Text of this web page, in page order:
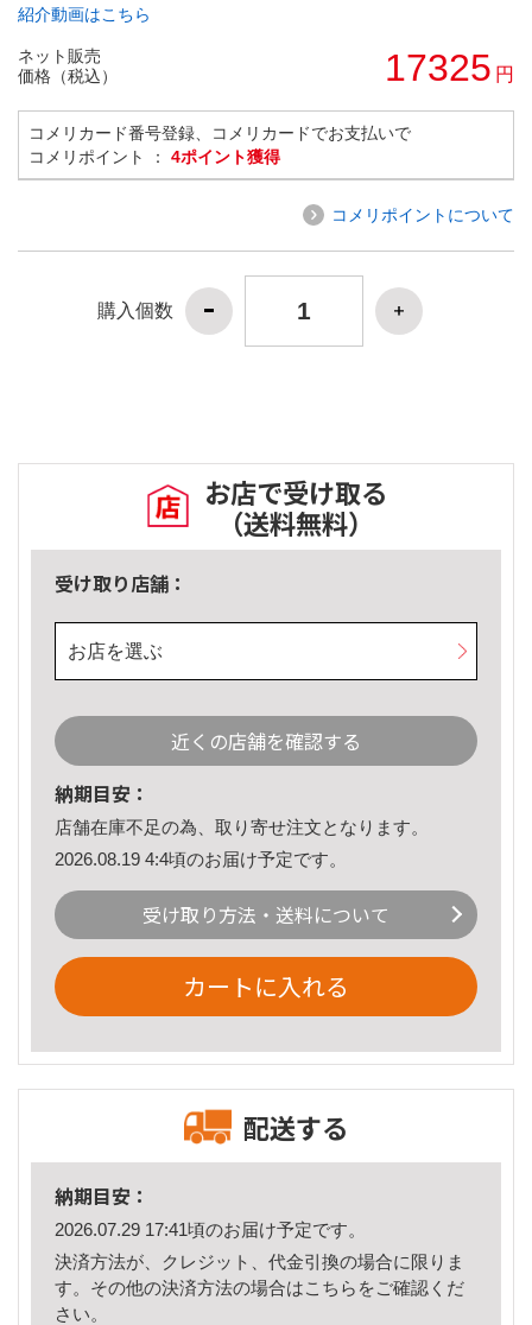
紹介動画はこちら
ネット販売
価格（税込）
17325 円
コメリカード番号登録、コメリカードでお支払いで
コメリポイント ： 4ポイント獲得
コメリポイントについて
購入個数
お店で受け取る
（送料無料）
受け取り店舗：
お店を選ぶ
近くの店舗を確認する
納期目安：
店舗在庫不足の為、取り寄せ注文となります。
2026.08.19 4:4頃のお届け予定です。
受け取り方法・送料について
カートに入れる
配送する
納期目安：
2026.07.29 17:41頃のお届け予定です。
決済方法が、クレジット、代金引換の場合に限りま
す。その他の決済方法の場合はこちら をご確認くだ
さい。